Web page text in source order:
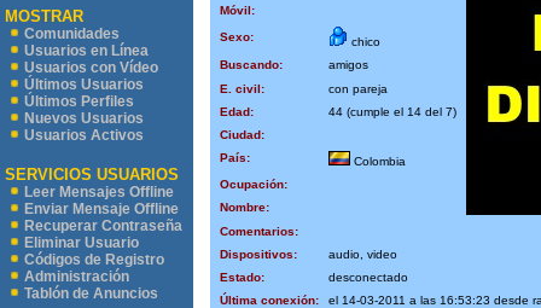
MOSTRAR
Comunidades
Usuarios en Línea
Usuarios con Vídeo
Últimos Usuarios
Últimos Perfiles
Nuevos Usuarios
Usuarios Activos
SERVICIOS USUARIOS
Leer Mensajes Offline
Enviar Mensaje Offline
Recuperar Contraseña
Eliminar Usuario
Códigos de Registro
Administración
Tablón de Anuncios
Móvil:
Sexo:
chico
Buscando:
amigos
E. civil:
con pareja
Edad:
44 (cumple el 14 del 7)
Ciudad:
País:
Colombia
Ocupación:
Nombre:
Comentarios:
Dispositivos:
audio, video
Estado:
desconectado
Última conexión:
el 14-03-2011 a las 16:53:23 desde